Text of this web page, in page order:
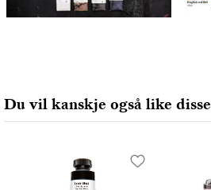
Du vil kanskje også like disse